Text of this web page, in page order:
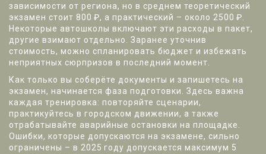
зависимости от региона, но в среднем теоретический
экзамен стоит 800 ₽, а практический – около 2500 ₽.
Некоторые автошколы включают эти расходы в пакет,
другие взимают отдельно. Заранее уточнив
стоимость, можно спланировать бюджет и избежать
неприятных сюрпризов в последний момент.
Как только вы соберёте документы и запишетесь на
экзамен, начинается фаза подготовки. Здесь важна
каждая тренировка: повторяйте сценарии,
практикуйтесь в городском движении, а также
отрабатывайте аварийные остановки на площадке.
Ошибки, которые допускаются на экзамене, сильно
ограничены – в 2025 году допускается максимум 5